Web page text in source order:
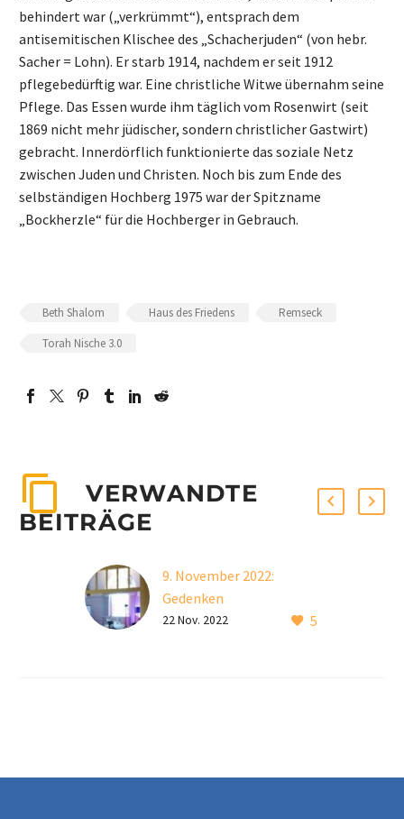
behindert war („verkrümmt“), entsprach dem
antisemitischen Klischee des „Schacherjuden“ (von hebr.
Sacher = Lohn). Er starb 1914, nachdem er seit 1912
pflegebedürftig war. Eine christliche Witwe übernahm seine
Pflege. Das Essen wurde ihm täglich vom Rosenwirt (seit
1869 nicht mehr jüdischer, sondern christlicher Gastwirt)
gebracht. Innerdörflich funktionierte das soziale Netz
zwischen Juden und Christen. Noch bis zum Ende des
selbständigen Hochberg 1975 war der Spitzname
„Bockherzle“ für die Hochberger in Gebrauch.
Beth Shalom Haus des Friedens
Remseck
Torah Nische 3.0
VERWANDTE
BEITRÄGE
9. November 2022:
Gedenken
Reichspogromnacht
5
22 Nov. 2022